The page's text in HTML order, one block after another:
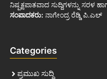
ನಿಷ್ಪಕ್ಷಪಾತವಾದ ಸುದ್ದಿಗಳನ್ನು ಸರಳ
ಸಂಪಾದಕರು: ನಾಗೇಂದ್ರ ರೆಡ್ಡಿ ಪಿ.ಎಲ್
Categories
ಪ್ರಮುಖ ಸುದ್ದಿ